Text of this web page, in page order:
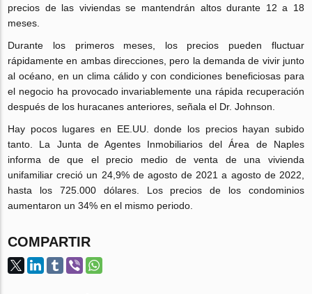
precios de las viviendas se mantendrán altos durante 12 a 18
meses.
Durante los primeros meses, los precios pueden fluctuar
rápidamente en ambas direcciones, pero la demanda de vivir junto
al océano, en un clima cálido y con condiciones beneficiosas para
el negocio ha provocado invariablemente una rápida recuperación
después de los huracanes anteriores, señala el Dr. Johnson.
Hay pocos lugares en EE.UU. donde los precios hayan subido
tanto. La Junta de Agentes Inmobiliarios del Área de Naples
informa de que el precio medio de venta de una vivienda
unifamiliar creció un 24,9% de agosto de 2021 a agosto de 2022,
hasta los 725.000 dólares. Los precios de los condominios
aumentaron un 34% en el mismo periodo.
COMPARTIR